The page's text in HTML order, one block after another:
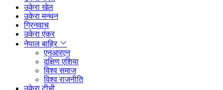
उकेरा खेल
उकेरा मन्थन
ग्रिनवाच
उकेरा एंकर
नेपाल बाहिर
एनआरएन
दक्षिण एशिया
विश्व समाज
विश्व राजनीति
उकेरा टीभी